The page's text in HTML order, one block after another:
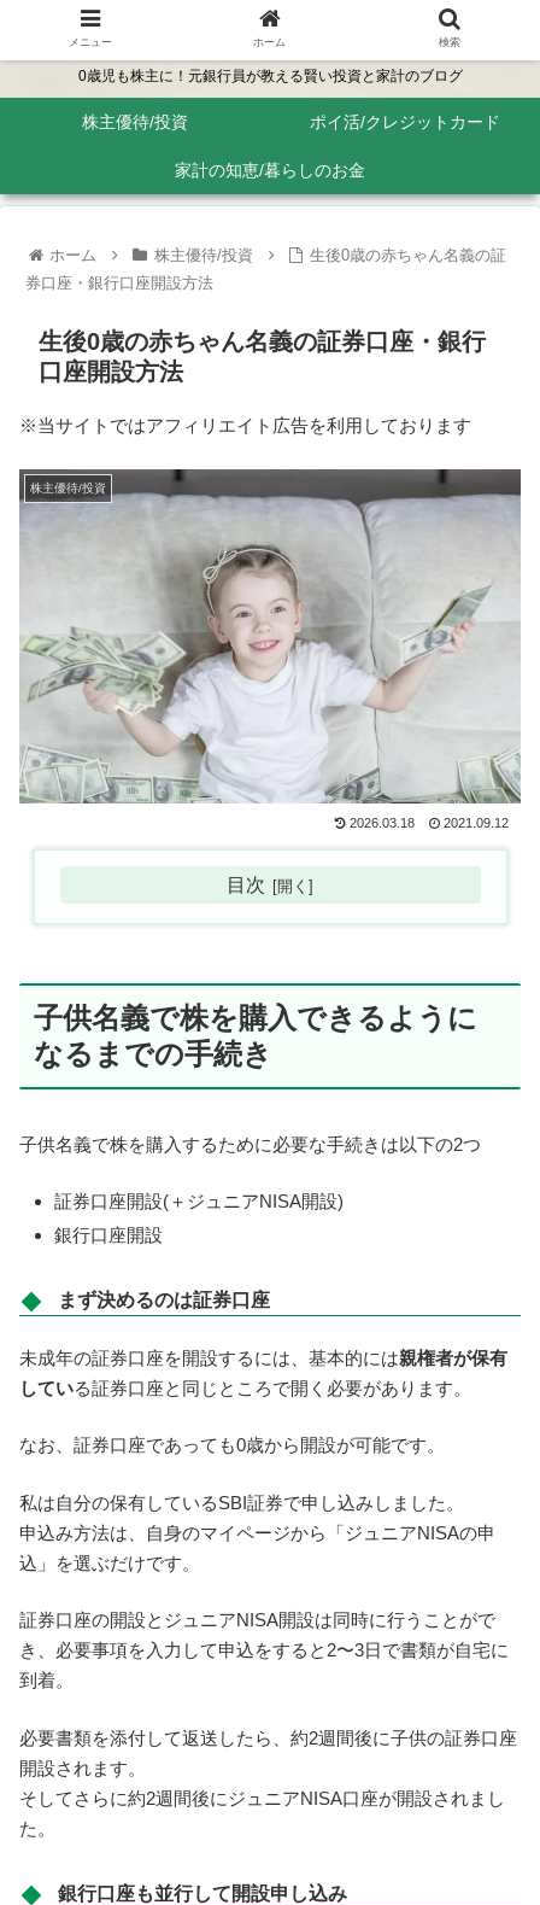
0歳児も株主に！元銀行員が教える賢い投資と家計のブログ
株主優待/投資 ポイ活/クレジットカード
家計の知恵/暮らしのお金
ホーム 株主優待/投資
生後0歳の赤ちゃん名義の証
券口座・銀行口座開設方法
生後0歳の赤ちゃん名義の証券口座・銀行
口座開設方法
※当サイトではアフィリエイト広告を利用しております
株主優待/投資
2026.03.18 2021.09.12
目次
子供名義で株を購入できるように
なるまでの手続き
子供名義で株を購入するために必要な手続きは以下の2つ
証券口座開設(＋ジュニアNISA開設)
銀行口座開設
まず決めるのは証券口座
未成年の証券口座を開設するには、基本的には親権者が保有
している証券口座と同じところで開く必要があります。
なお、証券口座であっても0歳から開設が可能です。
私は自分の保有しているSBI証券で申し込みしました。
申込み方法は、自身のマイページから「ジュニアNISAの申
込」を選ぶだけです。
証券口座の開設とジュニアNISA開設は同時に行うことがで
き、必要事項を入力して申込をすると2〜3日で書類が自宅に
到着。
必要書類を添付して返送したら、約2週間後に子供の証券口座
開設されます。
そしてさらに約2週間後にジュニアNISA口座が開設されまし
た。
銀行口座も並行して開設申し込み
メニュー ホーム 検索